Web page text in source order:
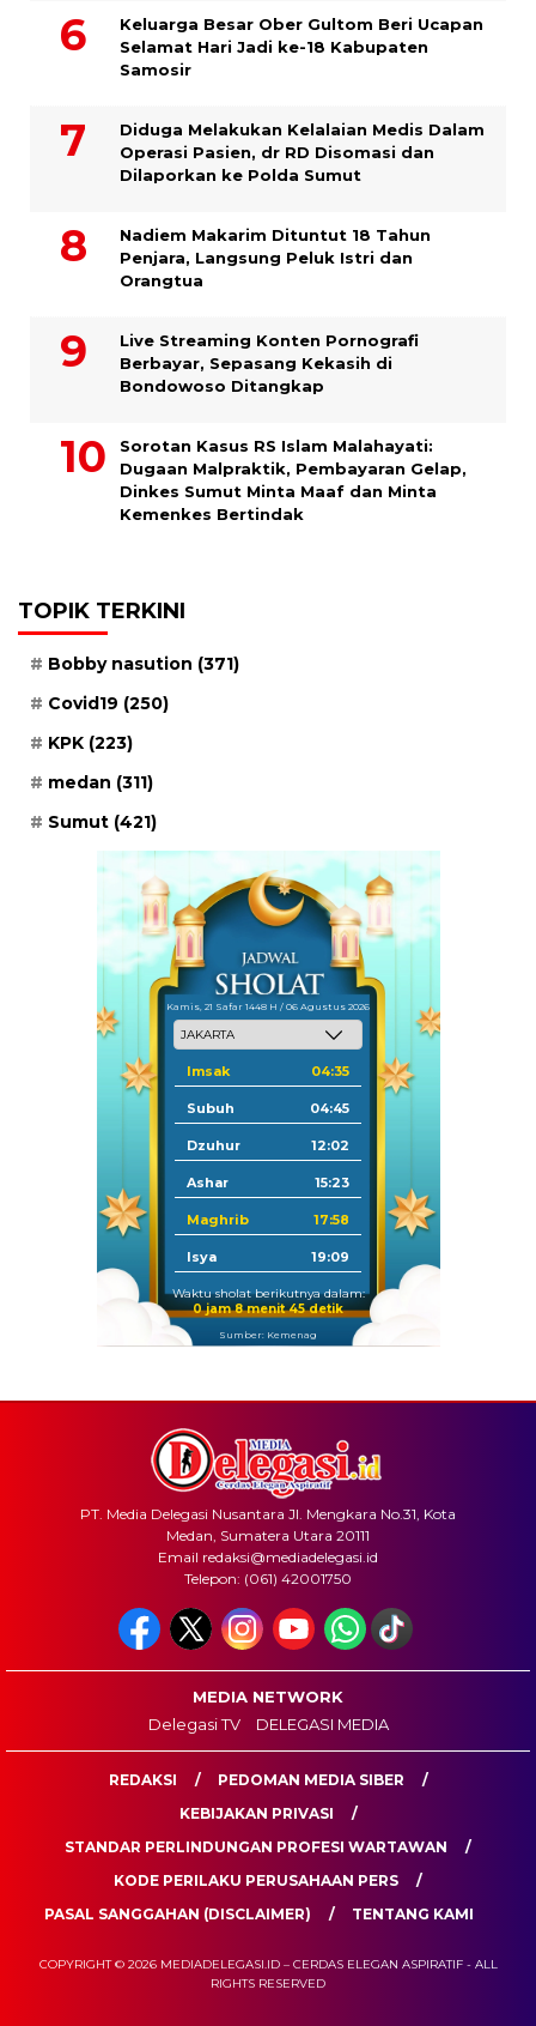
Keluarga Besar Ober Gultom Beri Ucapan
Selamat Hari Jadi ke-18 Kabupaten
Samosir
Diduga Melakukan Kelalaian Medis Dalam
Operasi Pasien, dr RD Disomasi dan
Dilaporkan ke Polda Sumut
​Nadiem Makarim Dituntut 18 Tahun
Penjara, Langsung Peluk Istri dan
Orangtua
Live Streaming Konten Pornografi
Berbayar, Sepasang Kekasih di
Bondowoso Ditangkap
Sorotan Kasus RS Islam Malahayati:
Dugaan Malpraktik, Pembayaran Gelap,
Dinkes Sumut Minta Maaf dan Minta
Kemenkes Bertindak
TOPIK TERKINI
Bobby nasution (371)
Covid19 (250)
KPK (223)
medan (311)
Sumut (421)
Kamis, 21 Safar 1448 H / 06 Agustus 2026
Imsak 04:35
Subuh 04:45
Dzuhur 12:02
Ashar 15:23
Maghrib 17:58
Isya 19:09
Waktu sholat berikutnya dalam:
0 jam 8 menit 45 detik
Sumber: Kemenag
PT. Media Delegasi Nusantara Jl. Mengkara No.31, Kota
Medan, Sumatera Utara 20111
Email redaksi@mediadelegasi.id
Telepon: (061) 42001750
MEDIA NETWORK
Delegasi TV
DELEGASI MEDIA
REDAKSI
PEDOMAN MEDIA SIBER
KEBIJAKAN PRIVASI
STANDAR PERLINDUNGAN PROFESI WARTAWAN
KODE PERILAKU PERUSAHAAN PERS
PASAL SANGGAHAN (DISCLAIMER)
TENTANG KAMI
COPYRIGHT © 2026 MEDIADELEGASI.ID – CERDAS ELEGAN ASPIRATIF - ALL
RIGHTS RESERVED